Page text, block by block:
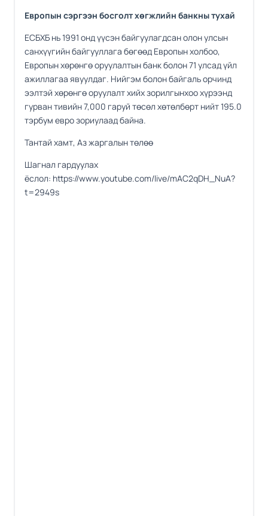
Европын сэргээн босголт хөгжлийн банкны тухай
ЕСБХБ нь 1991 онд үүсэн байгуулагдсан олон улсын
санхүүгийн байгууллага бөгөөд Европын холбоо,
Европын хөрөнгө оруулалтын банк болон 71 улсад үйл
ажиллагаа явуулдаг. Нийгэм болон байгаль орчинд
ээлтэй хөрөнгө оруулалт хийх зорилгынхоо хүрээнд
гурван тивийн 7,000 гаруй төсөл хөтөлбөрт нийт 195.0
тэрбум евро зориулаад байна.
Тантай хамт, Аз жаргалын төлөө
Шагнал гардуулах
ёслол: https://www.youtube.com/live/mAC2qDH_NuA?
t=2949s